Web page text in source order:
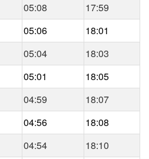
05:08
17:59
05:06
18:01
05:04
18:03
05:01
18:05
04:59
18:07
04:56
18:08
04:54
18:10